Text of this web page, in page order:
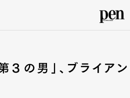
３の男」、ブライア